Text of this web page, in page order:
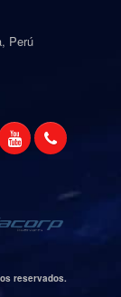
Perú
reservados.